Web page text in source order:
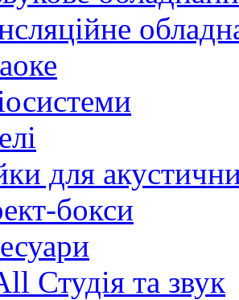
для
бокси
Студія та звук